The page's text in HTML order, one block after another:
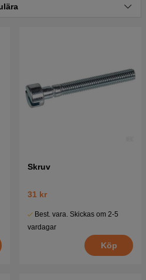
Skruv
31 kr
Best. vara. Skickas om 2-5
vardagar
Köp